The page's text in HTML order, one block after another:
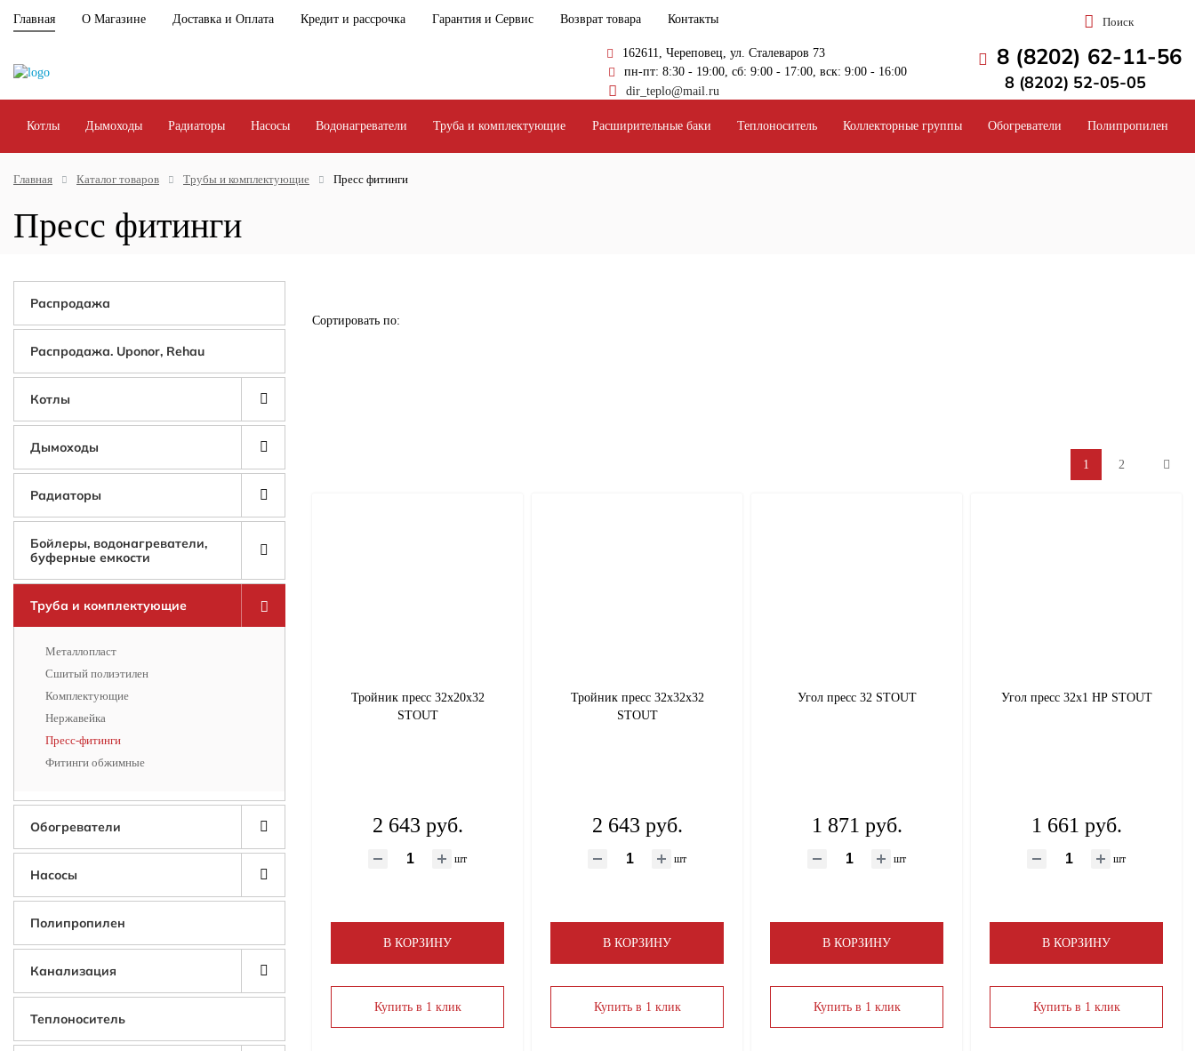
Главная О Магазине Доставка и Оплата Кредит и рассрочка Гарантия и Сервис Возврат товара Контакты Поиск
162611, Череповец, ул. Сталеваров 73
пн-пт: 8:30 - 19:00, сб: 9:00 - 17:00, вск: 9:00 - 16:00
dir_teplo@mail.ru
8 (8202) 62-11-56
8 (8202) 52-05-05
Котлы Дымоходы Радиаторы Насосы Водонагреватели Труба и комплектующие Расширительные баки Теплоноситель Коллекторные группы Обогреватели Полипропилен
Главная Каталог товаров Трубы и комплектующие Пресс фитинги
Пресс фитинги
Распродажа
Распродажа. Uponor, Rehau
Котлы
Дымоходы
Радиаторы
Бойлеры, водонагреватели,
буферные емкости
Труба и комплектующие
Металлопласт
Сшитый полиэтилен
Комплектующие
Нержавейка
Пресс-фитинги
Фитинги обжимные
Обогреватели
Насосы
Полипропилен
Канализация
Теплоноситель
Сортировать по:
1 2
Тройник пресс 32х20х32
STOUT
2 643 руб.
шт
В КОРЗИНУ
Купить в 1 клик
Тройник пресс 32х32х32
STOUT
2 643 руб.
шт
В КОРЗИНУ
Купить в 1 клик
Угол пресс 32 STOUT
1 871 руб.
шт
В КОРЗИНУ
Купить в 1 клик
Угол пресс 32х1 НР STOUT
1 661 руб.
шт
В КОРЗИНУ
Купить в 1 клик